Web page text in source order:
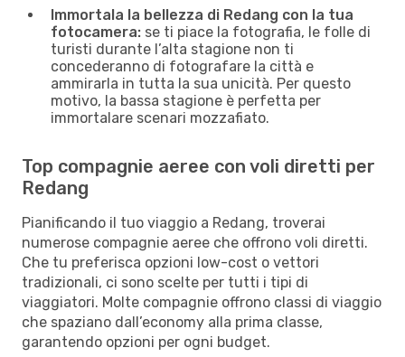
Immortala la bellezza di Redang con la tua
fotocamera: se ti piace la fotografia, le folle di
turisti durante l’alta stagione non ti
concederanno di fotografare la città e
ammirarla in tutta la sua unicità. Per questo
motivo, la bassa stagione è perfetta per
immortalare scenari mozzafiato.
Top compagnie aeree con voli diretti per
Redang
Pianificando il tuo viaggio a Redang, troverai
numerose compagnie aeree che offrono voli diretti.
Che tu preferisca opzioni low-cost o vettori
tradizionali, ci sono scelte per tutti i tipi di
viaggiatori. Molte compagnie offrono classi di viaggio
che spaziano dall’economy alla prima classe,
garantendo opzioni per ogni budget.